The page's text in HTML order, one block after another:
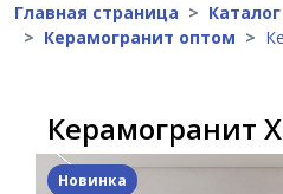
Главная страница Каталог
Керамогранит оптом
Керамогранит
Новинка